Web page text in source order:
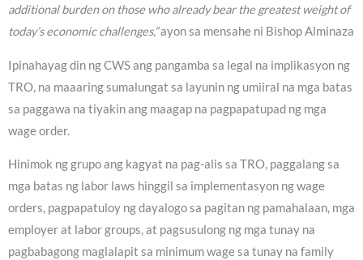
additional burden on those who already bear the greatest weight of
today’s economic challenges,”ayon sa mensahe ni Bishop Alminaza
Ipinahayag din ng CWS ang pangamba sa legal na implikasyon ng
TRO, na maaaring sumalungat sa layunin ng umiiral na mga batas
sa paggawa na tiyakin ang maagap na pagpapatupad ng mga
wage order.
Hinimok ng grupo ang kagyat na pag-alis sa TRO, paggalang sa
mga batas ng labor laws hinggil sa implementasyon ng wage
orders, pagpapatuloy ng dayalogo sa pagitan ng pamahalaan, mga
employer at labor groups, at pagsusulong ng mga tunay na
pagbabagong maglalapit sa minimum wage sa tunay na family